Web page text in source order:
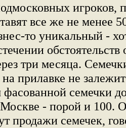
игроков,
все же не менее
то уникальный -
три месяца.
прилавке не
семечки
- порой и 100.
продажи семечек,